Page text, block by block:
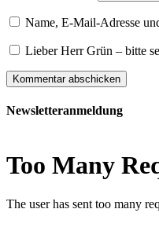
Name, E-Mail-Adresse
Lieber Herr Grün – bitte
Newsletteranmeldung